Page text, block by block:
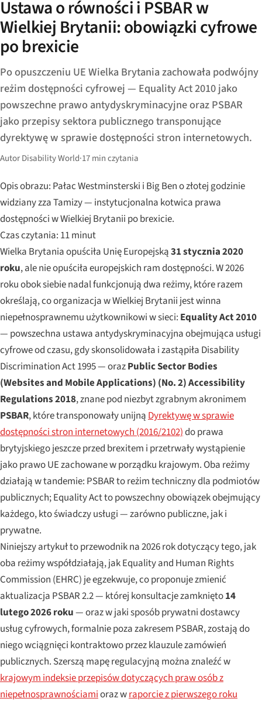
Ustawa o równości i PSBAR w
Wielkiej Brytanii: obowiązki cyfrowe
po brexicie
Po opuszczeniu UE Wielka Brytania zachowała podwójny
reżim dostępności cyfrowej — Equality Act 2010 jako
powszechne prawo antydyskryminacyjne oraz PSBAR
jako przepisy sektora publicznego transponujące
dyrektywę w sprawie dostępności stron internetowych.
Autor Disability World·17 min czytania
Opis obrazu: Pałac Westminsterski i Big Ben o złotej godzinie
widziany zza Tamizy — instytucjonalna kotwica prawa
dostępności w Wielkiej Brytanii po brexicie.
Czas czytania: 11 minut
Wielka Brytania opuściła Unię Europejską31 stycznia 2020
roku, ale nie opuściła europejskich ram dostępności. W 2026
roku obok siebie nadal funkcjonują dwa reżimy, które razem
określają, co organizacja w Wielkiej Brytanii jest winna
niepełnosprawnemu użytkownikowi w sieci: Equality Act 2010
— powszechna ustawa antydyskryminacyjna obejmująca usługi
cyfrowe od czasu, gdy skonsolidowała i zastąpiła Disability
Discrimination Act 1995 — orazPublic Sector Bodies
(Websites and Mobile Applications) (No. 2) Accessibility
Regulations 2018, znane pod niezbyt zgrabnym akronimem
PSBAR, które transponowały unijną Dyrektywę w sprawie
dostępności stron internetowych (2016/2102)do prawa
brytyjskiego jeszcze przed brexitem i przetrwały wystąpienie
jako prawo UE zachowane w porządku krajowym. Oba reżimy
działają w tandemie: PSBAR to reżim techniczny dla podmiotów
publicznych; Equality Act to powszechny obowiązek obejmujący
każdego, kto świadczy usługi — zarówno publiczne, jak i
prywatne.
Niniejszy artykuł to przewodnik na 2026 rok dotyczący tego, jak
oba reżimy współdziałają, jak Equality and Human Rights
Commission (EHRC) je egzekwuje, co proponuje zmienić
aktualizacja PSBAR 2.2 — której konsultacje zamknięto14
lutego 2026 roku— oraz w jaki sposób prywatni dostawcy
usług cyfrowych, formalnie poza zakresem PSBAR, zostają do
niego wciągnięci kontraktowo przez klauzule zamówień
publicznych. Szerszą mapę regulacyjną można znaleźć w
krajowym indeksie przepisów dotyczących praw osób z
niepełnosprawnościamioraz wraporcie z pierwszego roku